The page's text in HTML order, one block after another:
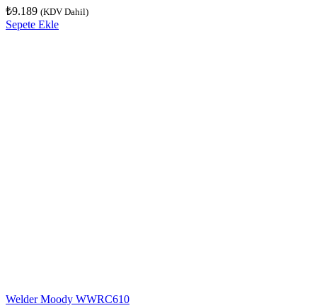
₺9.189 (KDV Dahil)
Sepete Ekle
Welder Moody WWRC610